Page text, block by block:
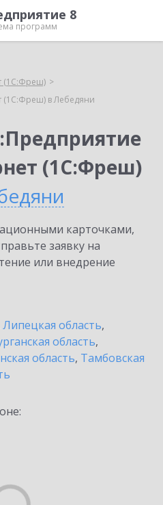
8
программ
(1С:Фреш)
(1С:Фреш) в Лебедяни
(1С:Фреш)
карточками,
заявку на
или внедрение
Липецкая область,
область,
область, Тамбовская